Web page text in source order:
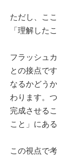
ただし、こ
「理解した
フラッシュ
との接点で
なるかどう
わります。
完成させる
こと」にあ
この視点で